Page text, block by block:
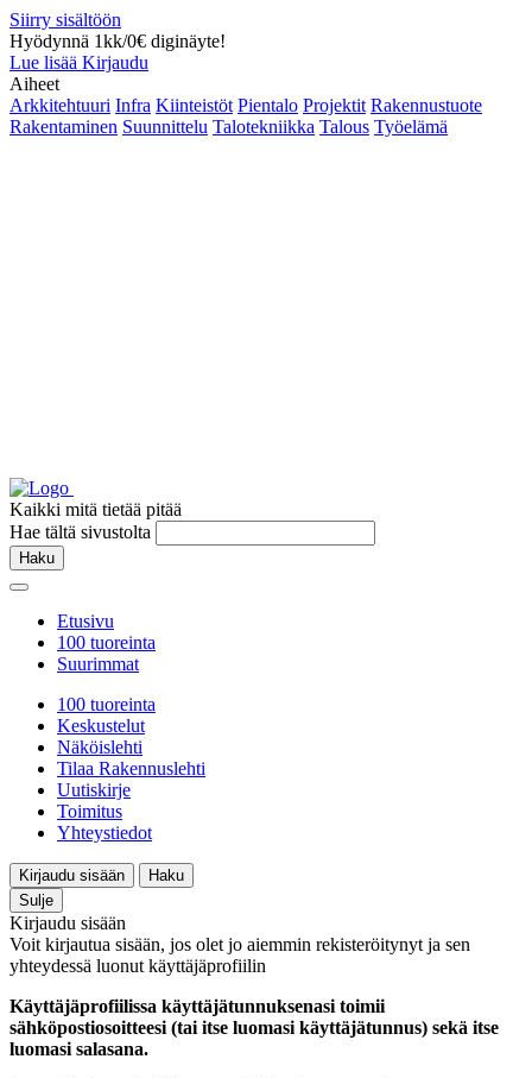
Siirry sisältöön
Hyödynnä 1kk/0€ diginäyte!
Lue lisää Kirjaudu
Aiheet
Arkkitehtuuri Infra Kiinteistöt Pientalo Projektit Rakennustuote
Rakentaminen Suunnittelu Talotekniikka Talous Työelämä
Kaikki mitä tietää pitää
Hae tältä sivustolta
Haku
Etusivu
100 tuoreinta
Suurimmat
100 tuoreinta
Keskustelut
Näköislehti
Tilaa Rakennuslehti
Uutiskirje
Toimitus
Yhteystiedot
Kirjaudu sisään
Haku
Sulje
Kirjaudu sisään
Voit kirjautua sisään, jos olet jo aiemmin rekisteröitynyt ja sen
yhteydessä luonut käyttäjäprofiilin
Käyttäjäprofiilissa käyttäjätunnuksenasi toimii
sähköpostiosoitteesi (tai itse luomasi käyttäjätunnus) sekä itse
luomasi salasana.